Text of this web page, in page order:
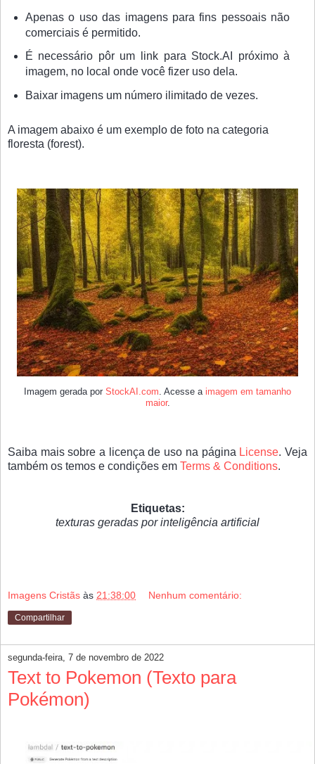
Apenas o uso das imagens para fins pessoais não
comerciais é permitido.
É necessário pôr um link para Stock.AI próximo à
imagem, no local onde você fizer uso dela.
Baixar imagens um número ilimitado de vezes.
A imagem abaixo é um exemplo de foto na categoria
floresta (forest).
Imagem gerada por StockAI.com. Acesse a imagem em tamanho
maior.
Saiba mais sobre a licença de uso na página License. Veja
também os temos e condições em Terms & Conditions.
Etiquetas:
texturas geradas por inteligência artificial
Imagens Cristãs às 21:38:00 Nenhum comentário:
Compartilhar
segunda-feira, 7 de novembro de 2022
Text to Pokemon (Texto para
Pokémon)